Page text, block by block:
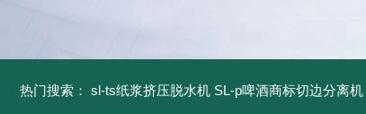
热门搜索： sl-ts纸浆挤压脱水机 SL-p啤酒商标切边分离机